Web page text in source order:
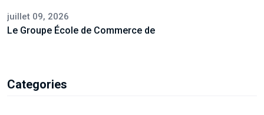
juillet 09, 2026
Le Groupe École de Commerce de
Categories